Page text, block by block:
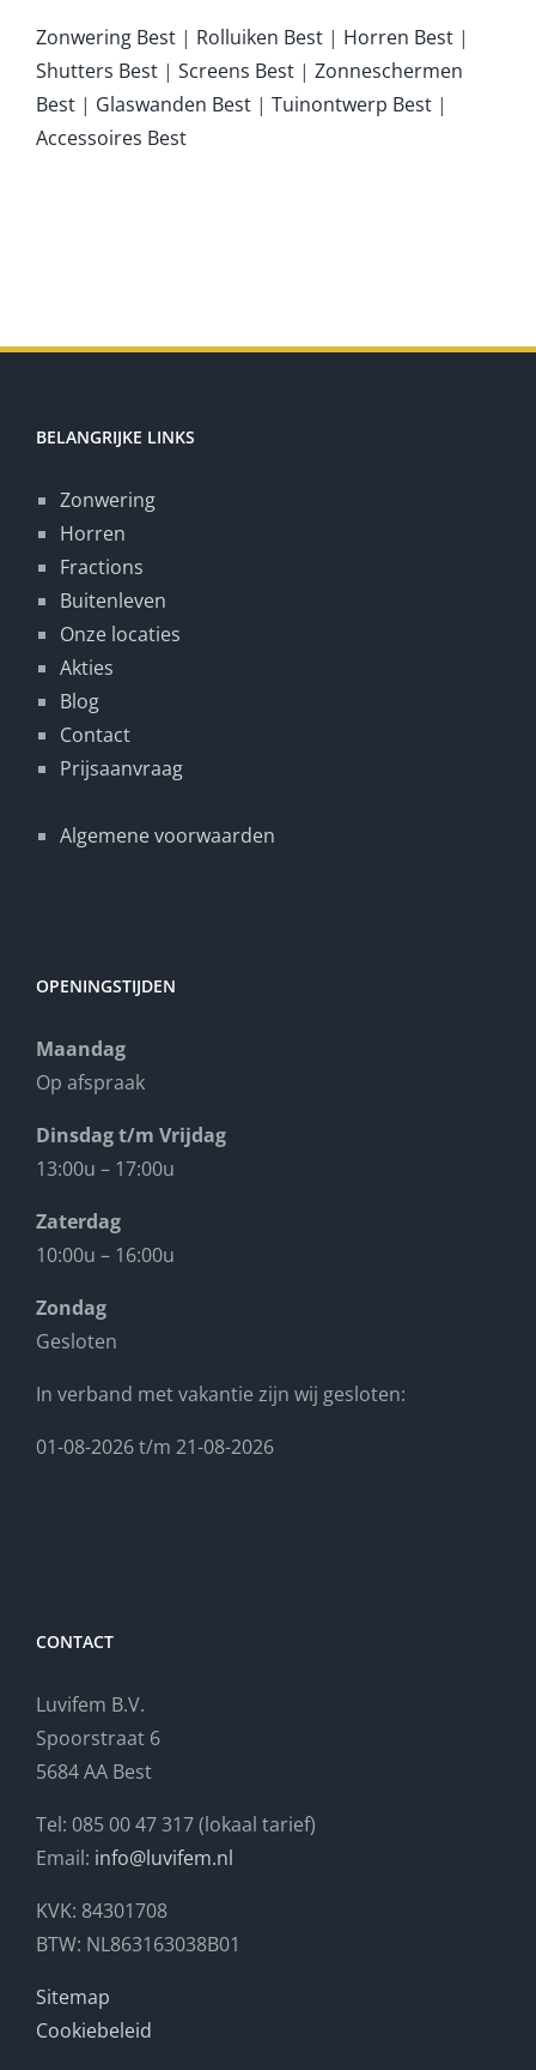
Zonwering Best| Rolluiken Best| Horren Best|
Shutters Best| Screens Best| Zonneschermen
Best| Glaswanden Best| Tuinontwerp Best|
Accessoires Best
BELANGRIJKE LINKS
Zonwering
Horren
Fractions
Buitenleven
Onze locaties
Akties
Blog
Contact
Prijsaanvraag
Algemene voorwaarden
OPENINGSTIJDEN
Maandag
Op afspraak
Dinsdag t/m Vrijdag
13:00u – 17:00u
Zaterdag
10:00u – 16:00u
Zondag
Gesloten
In verband met vakantie zijn wij gesloten:
01-08-2026 t/m 21-08-2026
CONTACT
Luvifem B.V.
Spoorstraat 6
5684 AA Best
Tel: 085 00 47 317 (lokaal tarief)
Email: info@luvifem.nl
KVK: 84301708
BTW: NL863163038B01
Sitemap
Cookiebeleid